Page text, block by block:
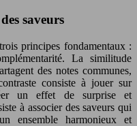
saveurs
principes fondamentaux :
La similitude
des notes communes,
consiste à jouer sur
un effet de surprise et
à associer des saveurs qui
ensemble harmonieux et